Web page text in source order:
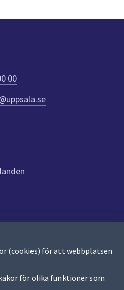
(cookies) för att webbplatsen
för olika funktioner som
00